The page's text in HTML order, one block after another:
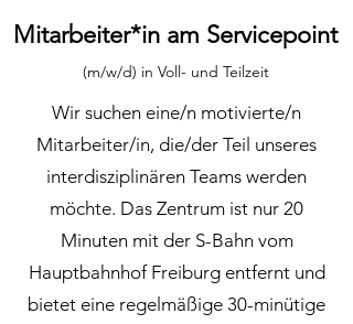
Mitarbeiter*in am Servicepoint
(m/w/d) in Voll- und Teilzeit
Wir suchen eine/n motivierte/n
Mitarbeiter/in, die/der Teil unseres
interdisziplinären Teams werden
möchte. Das Zentrum ist nur 20
Minuten mit der S-Bahn vom
Hauptbahnhof Freiburg entfernt und
bietet eine regelmäßige 30-minütige